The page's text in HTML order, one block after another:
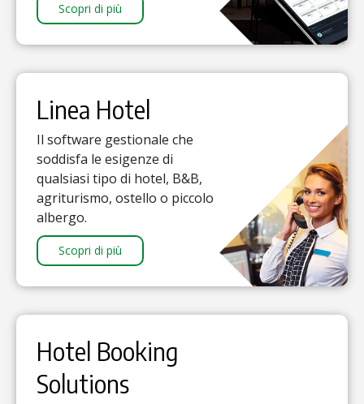
Scopri di più
Linea Hotel
Il software gestionale che
soddisfa le esigenze di
qualsiasi tipo di hotel, B&B,
agriturismo, ostello o piccolo
albergo.
Scopri di più
Hotel Booking
Solutions